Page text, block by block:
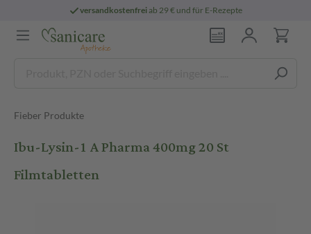
versandkostenfreiab 29 € und für E-Rezepte
Fieber Produkte
Ibu-Lysin-1 A Pharma 400mg 20 St
Filmtabletten